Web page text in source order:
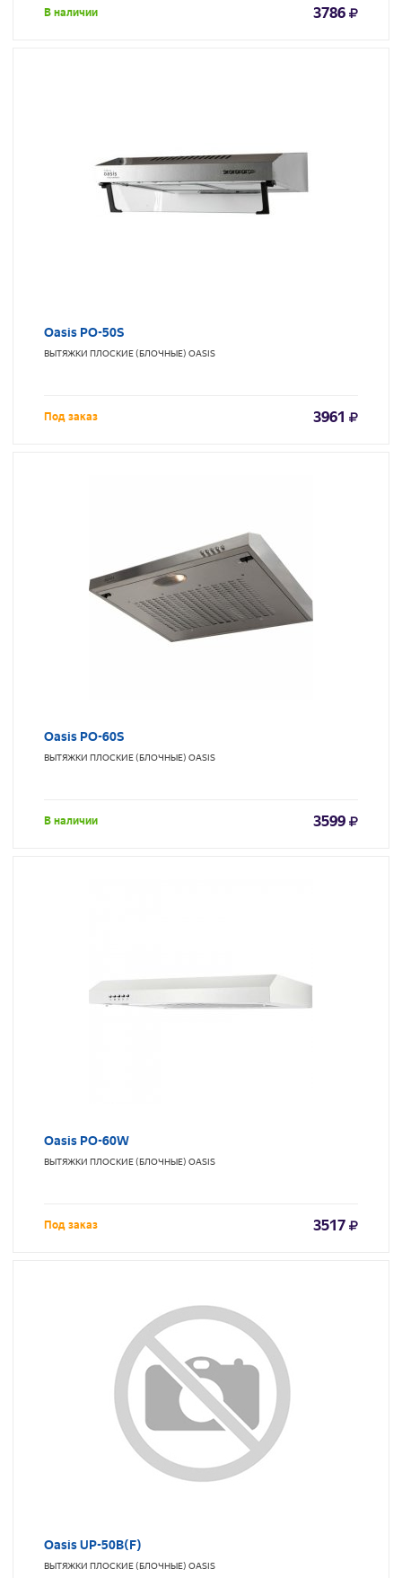
В наличии 3786
Oasis PO-50S
ВЫТЯЖКИ ПЛОСКИЕ (БЛОЧНЫЕ) OASIS
Под заказ 3961
Oasis PO-60S
ВЫТЯЖКИ ПЛОСКИЕ (БЛОЧНЫЕ) OASIS
В наличии 3599
Oasis PO-60W
ВЫТЯЖКИ ПЛОСКИЕ (БЛОЧНЫЕ) OASIS
Под заказ 3517
Oasis UP-50B(F)
ВЫТЯЖКИ ПЛОСКИЕ (БЛОЧНЫЕ) OASIS